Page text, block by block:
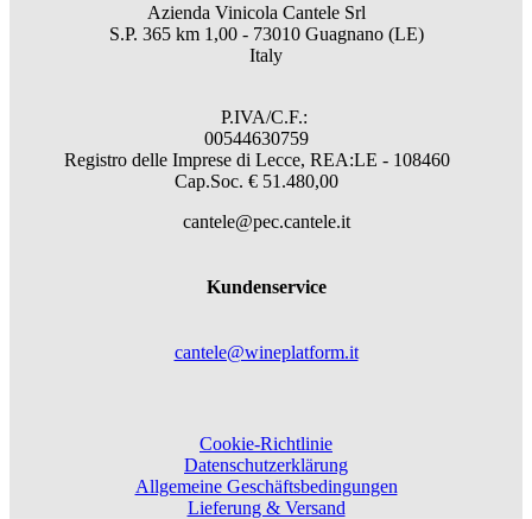
Azienda Vinicola Cantele Srl
S.P. 365 km 1,00 - 73010 Guagnano (LE)
Italy
P.IVA/C.F.:
00544630759
Registro delle Imprese di Lecce, REA:LE - 108460
Cap.Soc. € 51.480,00
cantele@pec.cantele.it
Kundenservice
cantele@wineplatform.it
Cookie-Richtlinie
Datenschutzerklärung
Allgemeine Geschäftsbedingungen
Lieferung & Versand